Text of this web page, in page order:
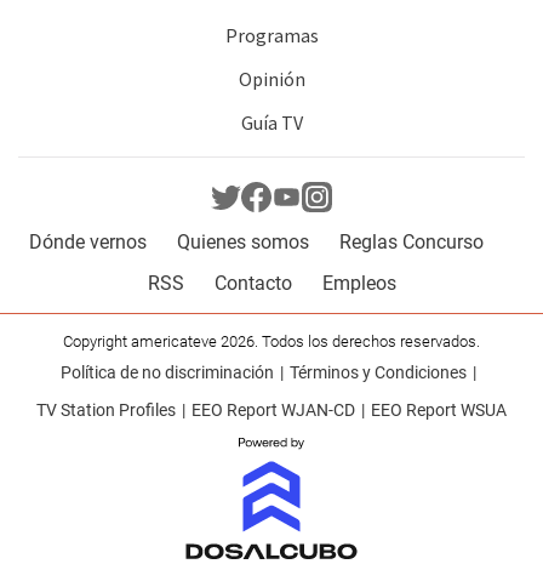
Programas
Opinión
Guía TV
Dónde vernos Quienes somos
Reglas Concurso
RSS
Contacto Empleos
Copyright americateve 2026. Todos los derechos reservados.
Política de no discriminación
Términos y Condiciones
TV Station Profiles
EEO Report WJAN-CD EEO Report WSUA